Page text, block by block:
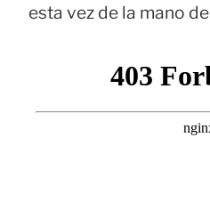
esta vez de la mano de